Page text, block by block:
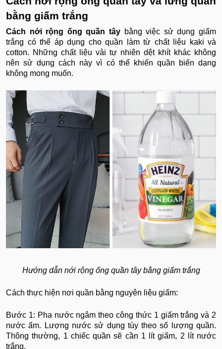
bằng giấm trắng
Cách nới rộng ống quần tây bằng việc sử dụng giấm
trắng có thể áp dụng cho quần làm từ chất liệu kaki và
cotton. Những chất liệu vải tự nhiên dệt khít khác không
nên sử dụng cách này vì có thể khiến quần biến dạng
không mong muốn.
Hướng dẫn nới rộng ống quần tây bằng giấm trắng
Cách thực hiện nơi quần bằng nguyên liệu giấm:
Bước 1: Pha nước ngâm theo công thức 1 giấm trắng và 2
nước ấm. Lượng nước sử dụng tùy theo số lượng quần.
Thông thường, 1 chiếc quần sẽ cần 1 lít giấm, 2 lít nước
trắng.